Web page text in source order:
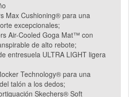
Max Cushioning® para una
excepcionales;
Air-Cooled Goga Mat™ con
de alto rebote;
entresuela ULTRA LIGHT ligera
Technology® para una
talón a los dedos;
Skechers® Soft